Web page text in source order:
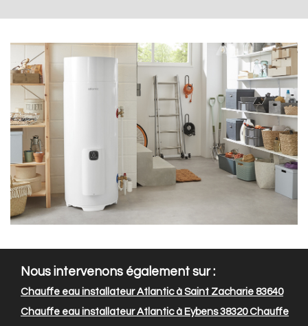
Nous intervenons également sur :
Chauffe eau installateur Atlantic à Saint Zacharie 83640
Chauffe eau installateur Atlantic à Eybens 38320Chauffe